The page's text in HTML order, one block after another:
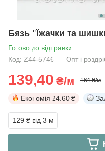
Бязь "Їжачки та
Готово до відправки
Код: Z44-5746
Опт і
139,40 ₴/м 164 ₴/м
Економія 24.60 ₴
129 ₴ від 3 м